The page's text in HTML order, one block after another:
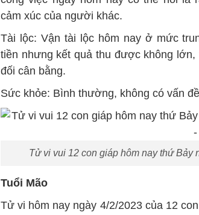
cảm xúc của người khác.
Tài lộc: Vận tài lộc hôm nay ở mức
tiền nhưng kết quả thu được không
đối cân bằng.
Sức khỏe: Bình thường, không có vấn
Tử vi vui 12 con giáp hôm nay thứ Bảy
Tuổi Mão
Tử vi hôm nay ngày 4/2/2023 của 12